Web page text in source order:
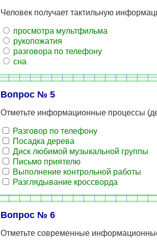
Человек получает тактильную
просмотра мультфильма
рукопожатия
разговора по телефону
сна
Вопрос № 5
Отметьте информационные процессы
Разговор по телефону
Посадка дерева
Диск любимой музыкальной группы
Письмо приятелю
Выполнение контрольной работы
Разглядывание кроссворда
Вопрос № 6
Отметьте современные